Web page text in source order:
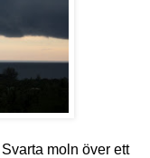
moln över ett